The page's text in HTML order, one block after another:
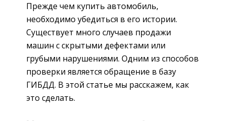
Прежде чем купить автомобиль,
необходимо убедиться в его истории.
Существует много случаев продажи
машин с скрытыми дефектами или
грубыми нарушениями. Одним из способов
проверки является обращение в базу
ГИБДД. В этой статье мы расскажем, как
это сделать.